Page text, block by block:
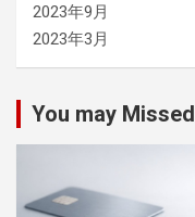
2023年9月
2023年3月
You may Missed